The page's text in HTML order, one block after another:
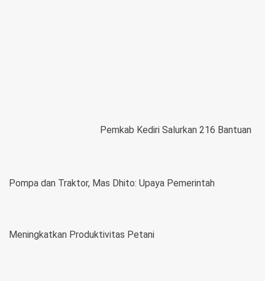
Pemkab Kediri Salurkan 216 Bantuan
Pompa dan Traktor, Mas Dhito: Upaya Pemerintah
Meningkatkan Produktivitas Petani